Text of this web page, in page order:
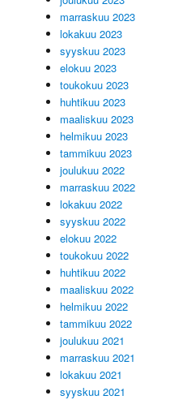
marraskuu 2023
lokakuu 2023
syyskuu 2023
elokuu 2023
toukokuu 2023
huhtikuu 2023
maaliskuu 2023
helmikuu 2023
tammikuu 2023
joulukuu 2022
marraskuu 2022
lokakuu 2022
syyskuu 2022
elokuu 2022
toukokuu 2022
huhtikuu 2022
maaliskuu 2022
helmikuu 2022
tammikuu 2022
joulukuu 2021
marraskuu 2021
lokakuu 2021
syyskuu 2021